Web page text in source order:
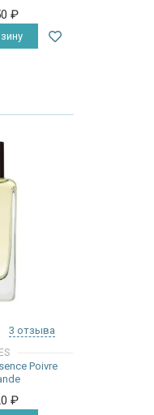
₽
3 отзыва
Poivre
₽